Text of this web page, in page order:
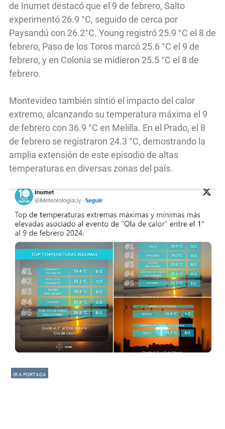
de Inumet destacó que el 9 de febrero, Salto
experimentó 26.9 °C, seguido de cerca por
Paysandú con 26.2°C. Young registró 25.9 °C el 8 de
febrero, Paso de los Toros marcó 25.6 °C el 9 de
febrero, y en Colonia se midieron 25.5 °C el 8 de
febrero.
Montevideo también sintió el impacto del calor
extremo, alcanzando su temperatura máxima el 9
de febrero con 36.9 °C en Melilla. En el Prado, el 8
de febrero se registraron 24.3 °C, demostrando la
amplia extensión de este episodio de altas
temperaturas en diversas zonas del país.
IR A PORTADA